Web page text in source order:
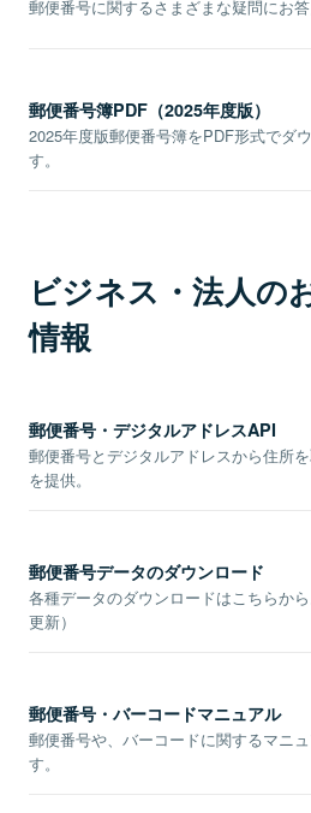
郵便番号に関するさまざまな疑問にお答
郵便番号簿PDF（2025年度版）
2025年度版郵便番号簿をPDF形式でダ
す。
ビジネス・法人の
情報
郵便番号・デジタルアドレスAPI
郵便番号とデジタルアドレスから住所
を提供。
郵便番号データのダウンロード
各種データのダウンロードはこちらか
更新）
郵便番号・バーコードマニュアル
郵便番号や、バーコードに関するマニ
す。